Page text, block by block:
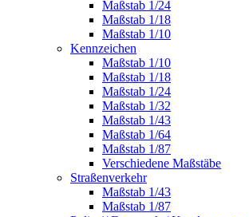
Maßstab 1/24
Maßstab 1/18
Maßstab 1/10
Kennzeichen
Maßstab 1/10
Maßstab 1/18
Maßstab 1/24
Maßstab 1/32
Maßstab 1/43
Maßstab 1/64
Maßstab 1/87
Verschiedene Maßstäbe
Straßenverkehr
Maßstab 1/43
Maßstab 1/87